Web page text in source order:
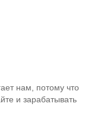
нам, потому что
и зарабатывать